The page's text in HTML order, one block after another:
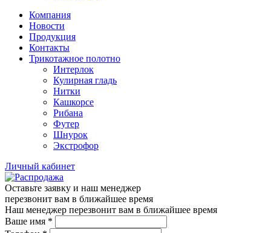
Компания
Новости
Продукция
Контакты
Трикотажное полотно
Интерлок
Кулирная гладь
Нитки
Кашкорсе
Рибана
Футер
Шнурок
Экстрофор
Личный кабинет
Оставьте заявку и наш менеджер
перезвонит вам в ближайшее время
Наш менеджер перезвонит вам в ближайшее время
Ваше имя *